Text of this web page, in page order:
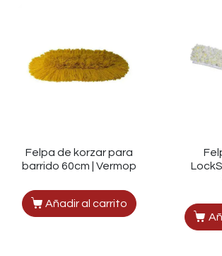
Felpa de korzar para
barrido 60cm | Vermop
Añadir al carrito